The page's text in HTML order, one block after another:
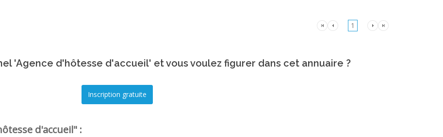
1
'Agence d'hôtesse d'accueil' et vous voulez figurer dans cet annuaire ?
d'accueil" :